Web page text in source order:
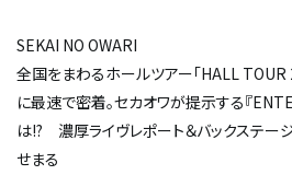
SEKAI NO OWARI
全国をまわるホールツアー「HALL
に最速で密着。セカオワが提示する『
は!? 濃厚ライヴレポート＆バックステー
せまる